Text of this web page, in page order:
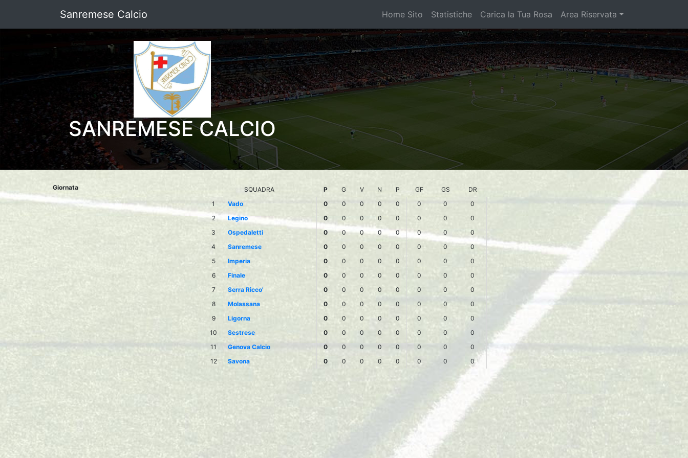
Sanremese Calcio Home Sito Statistiche Carica la Tua Rosa Area Riservata
SANREMESE CALCIO
Giornata SQUADRA P G V N P GF GS
DR
1
Vado 0 0 0 0 0 0 0
0
2
Legino 0 0 0 0 0 0 0
0
3
Ospedaletti 0 0 0 0 0 0 0
0
4
Sanremese 0 0 0 0 0 0 0
0
5
Imperia 0 0 0 0 0 0 0
0
6
Finale 0 0 0 0 0 0 0
0
7
Serra Ricco' 0 0 0 0 0 0 0
0
8
Molassana 0 0 0 0 0 0 0
0
9
Ligorna 0 0 0 0 0 0 0
0
10
Sestrese 0 0 0 0 0 0 0
0
11
Genova Calcio 0 0 0 0 0 0 0
0
12
Savona 0 0 0 0 0 0 0 0